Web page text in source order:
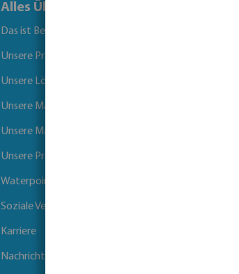
Alles Über Bevo
Das ist Bevo
Unsere Produkte
Unsere Lösungen
Unsere Marken
Unsere Märkte
Unsere Projekte
Waterpoints
Soziale Verantwortung der Unternehmen
Karriere
Nachrichten